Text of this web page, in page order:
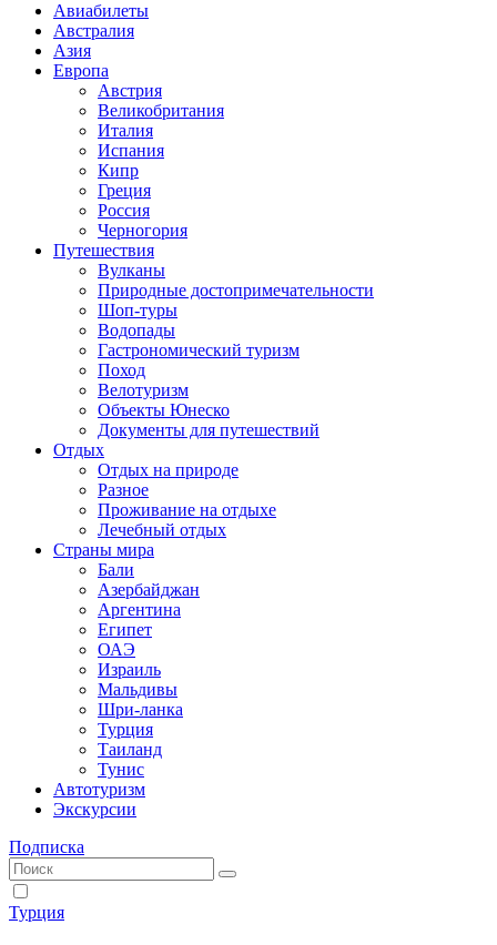
Авиабилеты
Австралия
Азия
Европа
Австрия
Великобритания
Италия
Испания
Кипр
Греция
Россия
Черногория
Путешествия
Вулканы
Природные достопримечательности
Шоп-туры
Водопады
Гастрономический туризм
Поход
Велотуризм
Объекты Юнеско
Документы для путешествий
Отдых
Отдых на природе
Разное
Проживание на отдыхе
Лечебный отдых
Страны мира
Бали
Азербайджан
Аргентина
Египет
ОАЭ
Израиль
Мальдивы
Шри-ланка
Турция
Таиланд
Тунис
Автотуризм
Экскурсии
Подписка
Турция